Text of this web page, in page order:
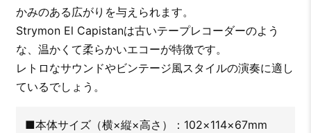
かみのある広がりを与えられます。
Strymon El Capistanは古いテープレコーダーのよう
な、温かくて柔らかいエコーが特徴です。
レトロなサウンドやビンテージ風スタイルの演奏に適し
ているでしょう。
■本体サイズ（横×縦×高さ）：102×114×67mm